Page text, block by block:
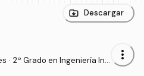
Descargar
· 2º Grado en Ingeniería Inf
more_vert